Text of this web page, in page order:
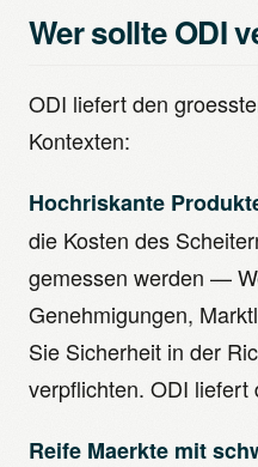
Wer sollte ODI
ODI liefert den
Kontexten:
Hochriskante
die Kosten des
gemessen werden —
Genehmigungen,
Sie Sicherheit in der
verpflichten. ODI liefert
Reife Maerkte mit